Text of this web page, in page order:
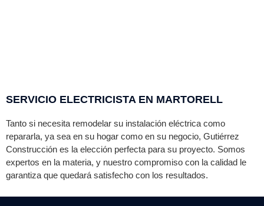
SERVICIO ELECTRICISTA EN MARTORELL
Tanto si necesita remodelar su instalación eléctrica como
repararla, ya sea en su hogar como en su negocio, Gutiérrez
Construcción es la elección perfecta para su proyecto. Somos
expertos en la materia, y nuestro compromiso con la calidad le
garantiza que quedará satisfecho con los resultados.